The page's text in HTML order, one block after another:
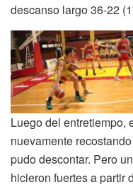
descanso largo 36-22
Luego del entretiempo,
nuevamente
pudo descontar. Pero
hicieron fuertes a partir